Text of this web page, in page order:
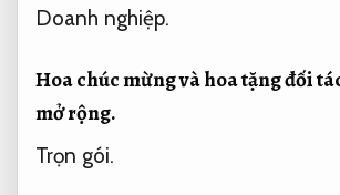
Doanh nghiệp.
Hoa chúc mừng và hoa tặng đối
mở rộng.
Trọn gói.